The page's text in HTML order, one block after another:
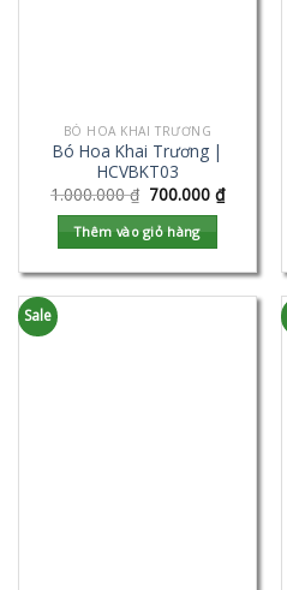
BÓ HOA KHAI TRƯƠNG
Bó Hoa Khai Trương |
HCVBKT03
1.000.000₫ 700.000₫
Thêm vào giỏ hàng
Sale